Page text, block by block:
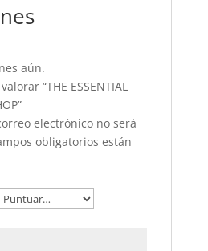
aún.
“THE ESSENTIAL
electrónico no será
obligatorios están